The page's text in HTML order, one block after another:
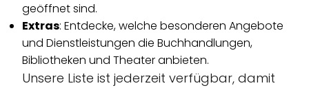
geöffnet sind.
Extras: Entdecke, welche besonderen Angebote
und Dienstleistungen die Buchhandlungen,
Bibliotheken und Theater anbieten.
Unsere Liste ist jederzeit verfügbar, damit